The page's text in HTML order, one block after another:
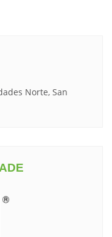
Norte, San